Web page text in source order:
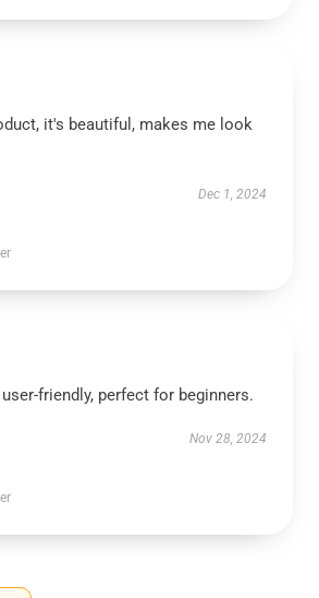
it's beautiful, makes me look
Dec 1, 2024
friendly, perfect for beginners.
Nov 28, 2024